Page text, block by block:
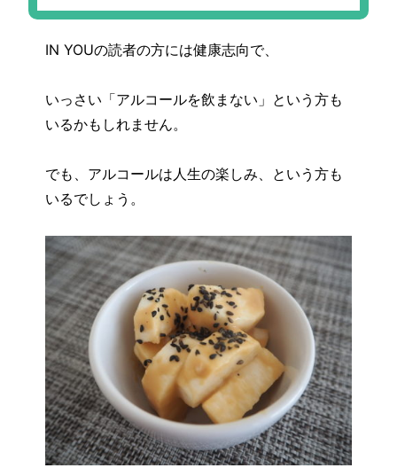
IN YOUの読者の方には健康志向で、
いっさい「アルコールを飲まない」という方も
いるかもしれません。
でも、アルコールは人生の楽しみ、という方も
いるでしょう。